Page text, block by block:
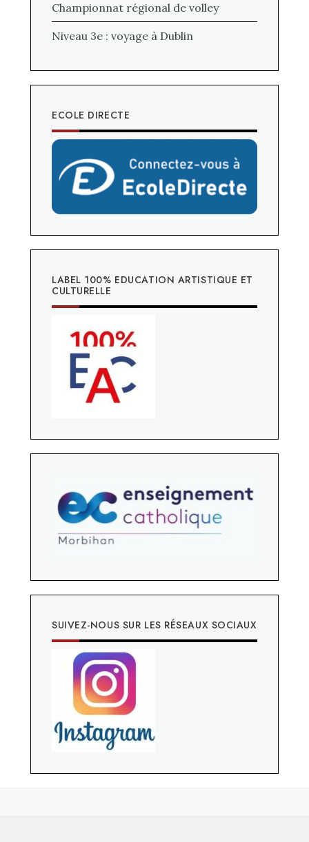
Championnat régional de volley
Niveau 3e : voyage à Dublin
ECOLE DIRECTE
LABEL 100% EDUCATION ARTISTIQUE ET
CULTURELLE
SUIVEZ-NOUS SUR LES RÉSEAUX SOCIAUX